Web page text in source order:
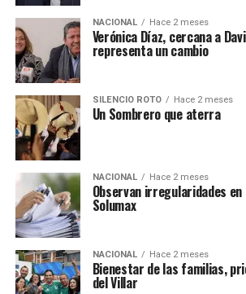
NACIONAL Hace 2 meses
Verónica Díaz, cercana a
representa un cambio
SILENCIO ROTO Hace 2 meses
Un Sombrero que aterra
NACIONAL Hace 2 meses
Observan irregularidades
Solumax
NACIONAL Hace 2 meses
Bienestar de las familias,
del Villar